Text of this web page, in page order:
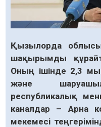
Қызылорда
шақырымды
Оның ішінде 2,3
және
республикалық
каналдар – Арна
мекемесі